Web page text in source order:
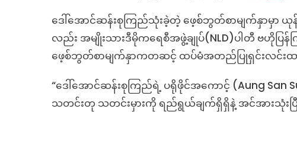
ဒေါ်အောင်ဆန်းစုကြည်သုံးခဲ့တဲ့ ဖေ့စ်ဘွတ်စာမျက်နှာမှာ ယုန်
လည်း အမျိုးသားဒီမိုကရေစီအဖွဲ့ချုပ်(NLD)ပါတီ ဗဟိုပ
ဖေ့စ်ဘွတ်စာမျက်နှာကတဆင့် ထပ်မံအတည်ပြုရှင်းလင်းထ
“ဒေါ်အောင်ဆန်းစုကြည်ရဲ့ ပရိုဖိုင်အကောင့် (Aung San
သတင်းတု သတင်းမှားကို ရည်ရွယ်ချက်ရှိရှိနဲ့ အင်အားသုံးပြီ